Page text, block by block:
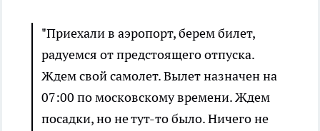
"Приехали в аэропорт, берем билет,
радуемся от предстоящего отпуска.
Ждем свой самолет. Вылет назначен на
07:00 по московскому времени. Ждем
посадки, но не тут-то было. Ничего не